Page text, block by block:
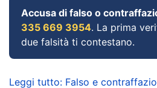
Accusa di falso o
335 669 3954. La prima
due falsità ti contestano.
Leggi tutto: Falso e